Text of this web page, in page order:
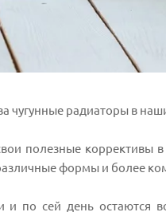
чугунные радиаторы в
полезные коррективы
формы и более
по сей день остаются